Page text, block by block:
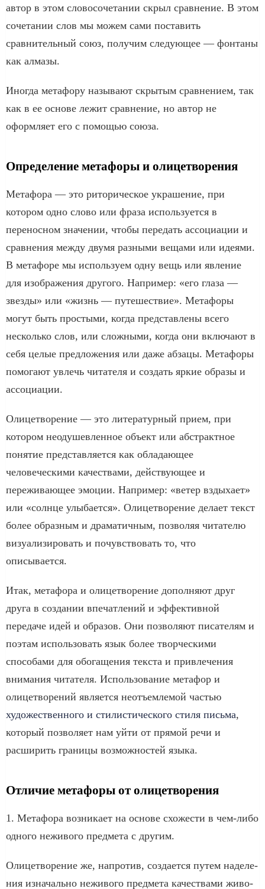
автор в этом словосочетании скрыл сравнение. В этом
сочетании слов мы можем сами поставить
сравнительный союз, получим следующее — фонтаны
как алмазы.
Иногда метафору называют скрытым сравнением, так
как в ее основе лежит сравнение, но автор не
оформляет его с помощью союза.
Определение метафоры и олицетворения
Метафора — это риторическое украшение, при
котором одно слово или фраза используется в
переносном значении, чтобы передать ассоциации и
сравнения между двумя разными вещами или идеями.
В метафоре мы используем одну вещь или явление
для изображения другого. Например: «его глаза —
звезды» или «жизнь — путешествие». Метафоры
могут быть простыми, когда представлены всего
несколько слов, или сложными, когда они включают в
себя целые предложения или даже абзацы. Метафоры
помогают увлечь читателя и создать яркие образы и
ассоциации.
Олицетворение — это литературный прием, при
котором неодушевленное объект или абстрактное
понятие представляется как обладающее
человеческими качествами, действующее и
переживающее эмоции. Например: «ветер вздыхает»
или «солнце улыбается». Олицетворение делает текст
более образным и драматичным, позволяя читателю
визуализировать и почувствовать то, что
описывается.
Итак, метафора и олицетворение дополняют друг
друга в создании впечатлений и эффективной
передаче идей и образов. Они позволяют писателям и
поэтам использовать язык более творческими
способами для обогащения текста и привлечения
внимания читателя. Использование метафор и
олицетворений является неотъемлемой частью
художественного и стилистического стиля письма,
который позволяет нам уйти от прямой речи и
расширить границы возможностей языка.
Отличие метафоры от олицетворения
1. Метафора воз­ни­ка­ет на осно­ве схо­же­сти в чем-либо
одно­го нежи­во­го пред­ме­та с дру­гим.
Олицетворение же, напро­тив, созда­ет­ся путем наде­ле­
ния изна­чаль­но нежи­во­го пред­ме­та каче­ства­ми живо­